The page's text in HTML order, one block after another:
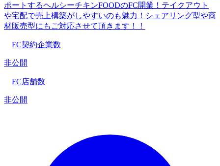
ポートするヘルシーチキンFOODのFC開業！テイクアウト
や宅配で売上構築がしやすいのも魅力！シェアリング型や商
材販売型にもご対応させて頂きます！！
FC契約企業数
非公開
FC店舗数
非公開